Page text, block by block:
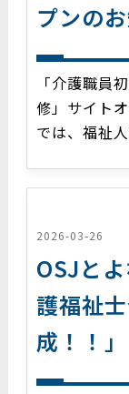
プンの
「介護職員
修」サイト
では、福祉
2026-03-26
OSJと
護福祉
成！！」